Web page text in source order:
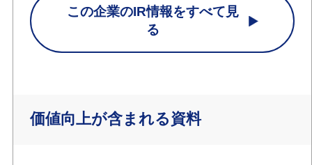
この企業のIR情報をすべて見
る
価値向上が含まれる資料